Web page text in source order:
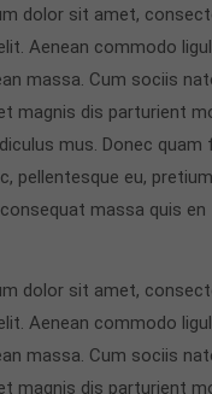
dolor sit amet,
Aenean commodo
massa. Cum sociis
magnis dis parturient
mus. Donec quam
pellentesque eu,
massa quis en
dolor sit amet,
Aenean commodo
massa. Cum sociis
magnis dis parturient